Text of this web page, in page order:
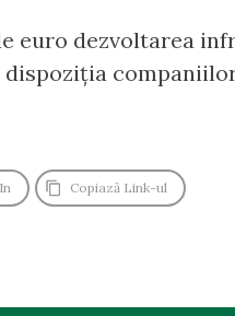
euro dezvoltarea
Copiază Link-ul